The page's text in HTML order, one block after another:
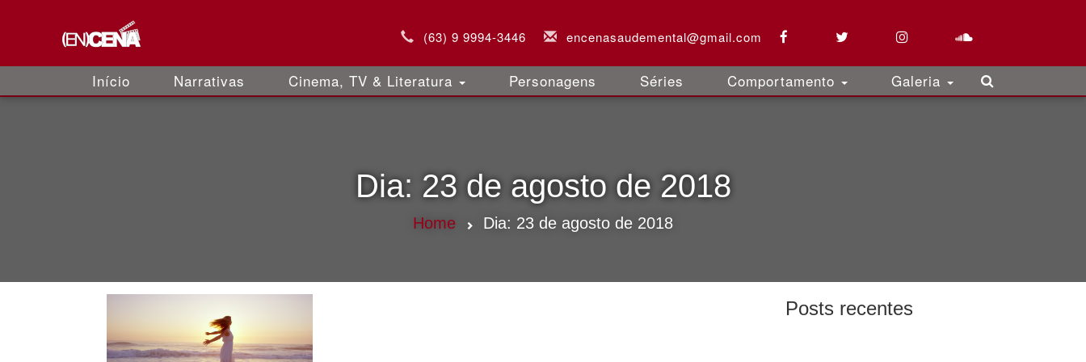
(63) 9 9994-3446 encenasaudemental@gmail.com
Início Narrativas Cinema, TV & Literatura Personagens Séries Comportamento Galeria
Dia: 23 de agosto de 2018
Home Dia: 23 de agosto de 2018
Posts recentes